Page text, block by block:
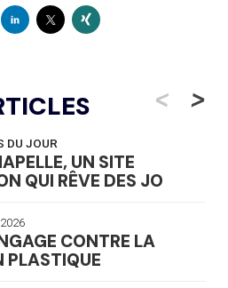
<
DU JOUR
UN SITE
QUI RÊVE DES JO
CONTRE LA
PLASTIQUE
>